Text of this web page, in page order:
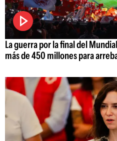
La guerra por la final del
más de 450 millones para